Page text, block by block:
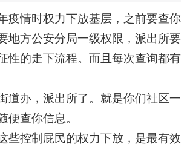
疫情时权力下放基层，之前要查你
地方公安分局一级权限，派出所要
性的走下流程。而且每次查询都有
道办，派出所了。就是你们社区一
查你信息。
些控制屁民的权力下放，是最有效